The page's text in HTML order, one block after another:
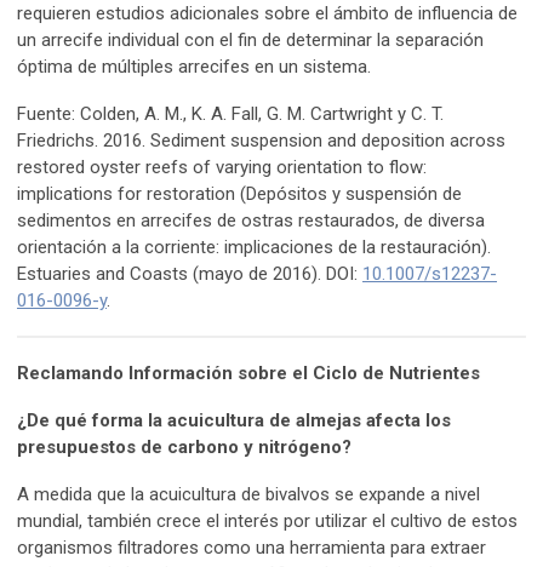
requieren estudios adicionales sobre el ámbito de influencia de
un arrecife individual con el fin de determinar la separación
óptima de múltiples arrecifes en un sistema.
Fuente: Colden, A. M., K. A. Fall, G. M. Cartwright y C. T.
Friedrichs. 2016. Sediment suspension and deposition across
restored oyster reefs of varying orientation to flow:
implications for restoration (Depósitos y suspensión de
sedimentos en arrecifes de ostras restaurados, de diversa
orientación a la corriente: implicaciones de la restauración).
Estuaries and Coasts (mayo de 2016). DOI: 10.1007/s12237-
016-0096-y.
Reclamando Información sobre el Ciclo de Nutrientes
¿De qué forma la acuicultura de almejas afecta los
presupuestos de carbono y nitrógeno?
A medida que la acuicultura de bivalvos se expande a nivel
mundial, también crece el interés por utilizar el cultivo de estos
organismos filtradores como una herramienta para extraer